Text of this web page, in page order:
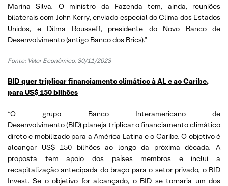
Marina Silva. O ministro da Fazenda tem, ainda, reuniões
bilaterais com John Kerry, enviado especial do Clima dos Estados
Unidos, e Dilma Rousseff, presidente do Novo Banco de
Desenvolvimento (antigo Banco dos Brics).”
Fonte: Valor Econômico, 30/11/2023
BID quer triplicar financiamento climático à AL e ao Caribe,
para US$ 150 bilhões
“O grupo Banco Interamericano de
Desenvolvimento (BID) planeja triplicar o financiamento climático
direto e mobilizado para a América Latina e o Caribe. O objetivo é
alcançar US$ 150 bilhões ao longo da próxima década. A
proposta tem apoio dos países membros e inclui a
recapitalização antecipada do braço para o setor privado, o BID
Invest. Se o objetivo for alcançado, o BID se tornaria um dos